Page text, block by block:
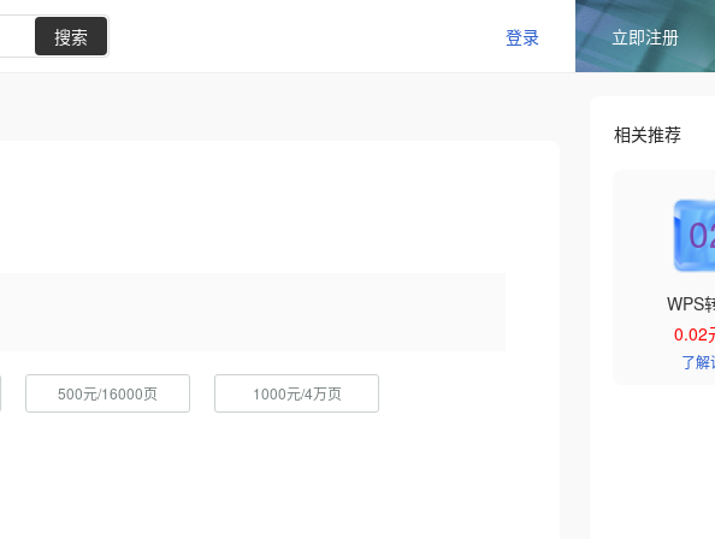
搜索 登录 立即注册
500元/16000页 1000元/4万页
相关推荐
WPS
0.02
了解